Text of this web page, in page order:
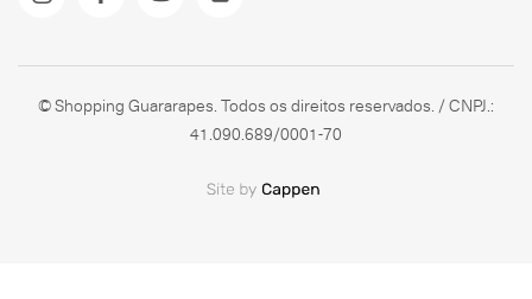
© Shopping Guararapes. Todos os direitos reservados. / CNPJ.:
41.090.689/0001-70